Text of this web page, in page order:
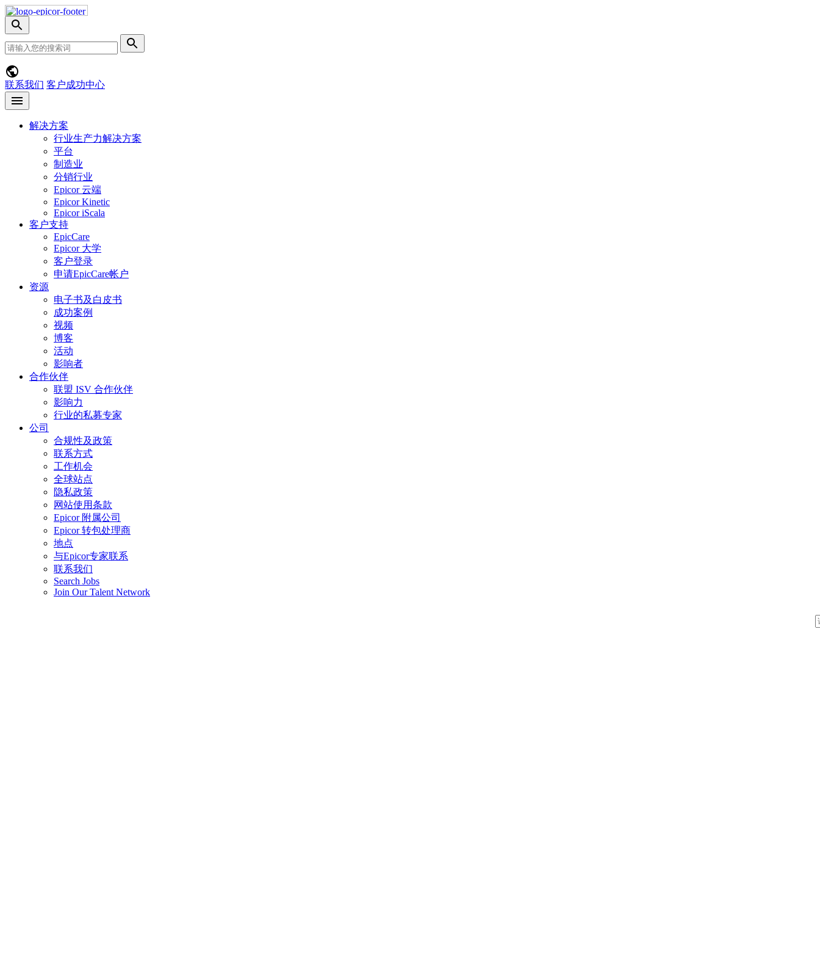
Skip
Nav
切
换
搜
索
菜
单
网
站
搜
索
提
交
联系我们 客户成功中心
Open
menu
解决方案
行业生产力解决方案
平台
制造业
分销行业
Epicor 云端
Epicor Kinetic
Epicor iScala
客户支持
EpicCare
Epicor 大学
客户登录
申请EpicCare帐户
资源
电子书及白皮书
成功案例
视频
博客
活动
影响者
合作伙伴
联盟 ISV 合作伙伴
影响力
行业的私募专家
公司
合规性及政策
联系方式
工作机会
全球站点
隐私政策
网站使用条款
Epicor 附属公司
Epicor 转包处理商
地点
与Epicor专家联系
联系我们
Search Jobs
Join Our Talent Network